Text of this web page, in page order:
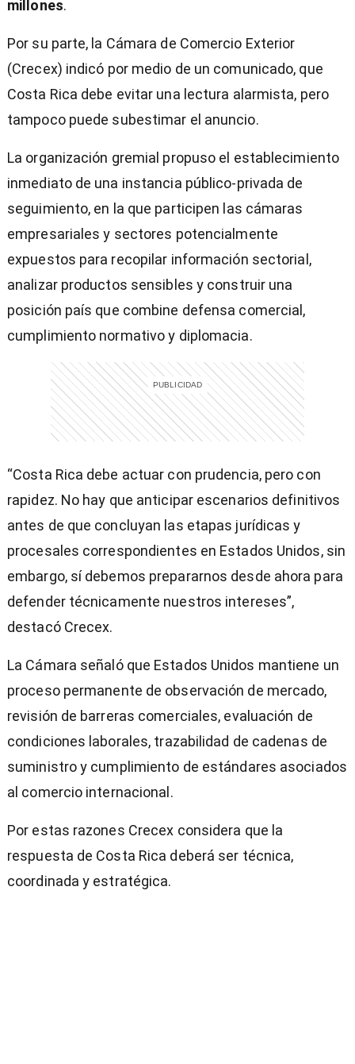
millones.
Por su parte, la Cámara de Comercio Exterior
(Crecex) indicó por medio de un comunicado, que
Costa Rica debe evitar una lectura alarmista, pero
tampoco puede subestimar el anuncio.
La organización gremial propuso el establecimiento
inmediato de una instancia público-privada de
seguimiento, en la que participen las cámaras
empresariales y sectores potencialmente
expuestos para recopilar información sectorial,
analizar productos sensibles y construir una
posición país que combine defensa comercial,
cumplimiento normativo y diplomacia.
“Costa Rica debe actuar con prudencia, pero con
rapidez. No hay que anticipar escenarios definitivos
antes de que concluyan las etapas jurídicas y
procesales correspondientes en Estados Unidos, sin
embargo, sí debemos prepararnos desde ahora para
defender técnicamente nuestros intereses”,
destacó Crecex.
La Cámara señaló que Estados Unidos mantiene un
proceso permanente de observación de mercado,
revisión de barreras comerciales, evaluación de
condiciones laborales, trazabilidad de cadenas de
suministro y cumplimiento de estándares asociados
al comercio internacional.
Por estas razones Crecex considera que la
respuesta de Costa Rica deberá ser técnica,
coordinada y estratégica.